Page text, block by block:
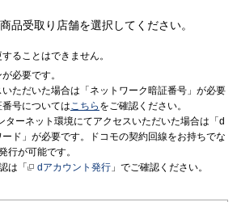
品受取り店舗を選択してください。
ることはできません。
必要です。
いただいた場合は「ネットワーク暗証番号」が必要
号についてはこちら をご確認ください。
ターネット環境にてアクセスいただいた場合は「d
ド」が必要です。ドコモの契約回線をお持ちでな
行が可能です。
は「
dアカウント発行 」でご確認ください。